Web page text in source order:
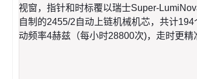
视窗，指针和时标覆以瑞士Super-
自制的2455/2自动上链机械机芯，共计
动频率4赫兹（每小时28800次)，走时更精